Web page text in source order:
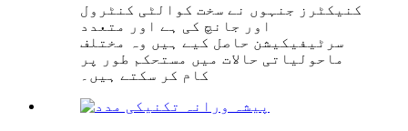
کنیکٹرز جنہوں نے سخت کوالٹی کنٹرول
اور جانچ کی ہے اور متعدد
سرٹیفیکیشن حاصل کیے ہیں وہ مختلف
ماحولیاتی حالات میں مستحکم طور پر
کام کر سکتے ہیں۔